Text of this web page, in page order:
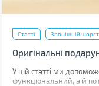
Статті Зовнішній
Оригінальні
У цій статті ми
функціональний, а й